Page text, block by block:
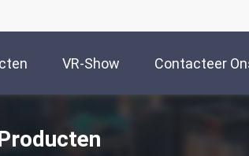
VR-Show Contacteer